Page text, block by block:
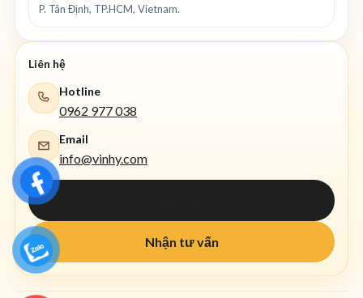
P. Tân Định, TP.HCM, Vietnam.
Liên hệ
Hotline
0962 977 038
Email
info@vinhy.com
Nhận tư vấn